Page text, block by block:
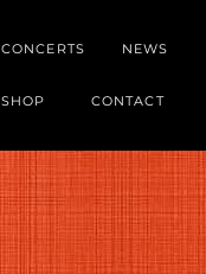
CONCERTS NEWS
CONTACT